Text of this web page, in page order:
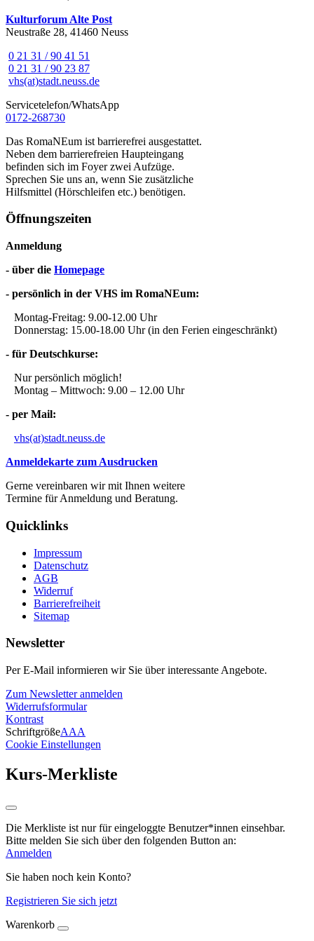
Kulturforum Alte Post
Neustraße 28, 41460 Neuss
0 21 31 / 90 41 51
0 21 31 / 90 23 87
vhs(at)stadt.neuss.de
Servicetelefon/WhatsApp
0172-268730
Das RomaNEum ist barrierefrei ausgestattet.
Neben dem barrierefreien Haupteingang
befinden sich im Foyer zwei Aufzüge.
Sprechen Sie uns an, wenn Sie zusätzliche
Hilfsmittel (Hörschleifen etc.) benötigen.
Öffnungszeiten
Anmeldung
- über die Homepage
- persönlich in der VHS im RomaNEum:
Montag-Freitag: 9.00-12.00 Uhr
Donnerstag: 15.00-18.00 Uhr (in den Ferien eingeschränkt)
- für Deutschkurse:
Nur persönlich möglich!
Montag – Mittwoch: 9.00 – 12.00 Uhr
- per Mail:
vhs(at)stadt.neuss.de
Anmeldekarte zum Ausdrucken
Gerne vereinbaren wir mit Ihnen weitere
Termine für Anmeldung und Beratung.
Quicklinks
Impressum
Datenschutz
AGB
Widerruf
Barrierefreiheit
Sitemap
Newsletter
Per E-Mail informieren wir Sie über interessante Angebote.
Zum Newsletter anmelden
Widerrufsformular
Kontrast
SchriftgrößeAAA
Cookie Einstellungen
Kurs-Merkliste
Die Merkliste ist nur für eingeloggte Benutzer*innen einsehbar.
Bitte melden Sie sich über den folgenden Button an:
Anmelden
Sie haben noch kein Konto?
Registrieren Sie sich jetzt
Warenkorb